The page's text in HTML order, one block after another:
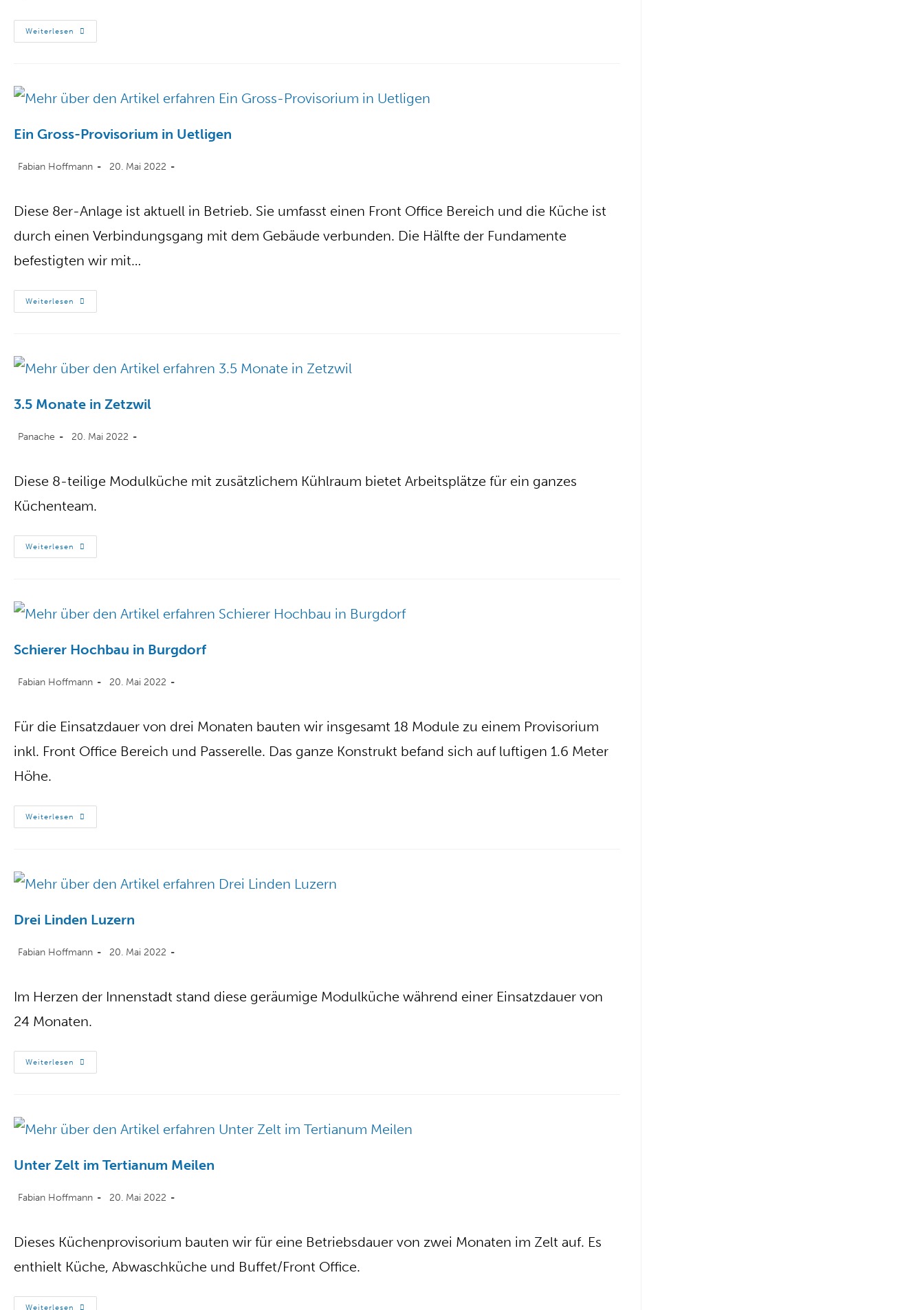
Weiterlesen
Ein Gross-Provisorium in Uetligen
Fabian Hoffmann 20. Mai 2022
Diese 8er-Anlage ist aktuell in Betrieb. Sie umfasst einen Front Office Bereich und die Küche ist
durch einen Verbindungsgang mit dem Gebäude verbunden. Die Hälfte der Fundamente
befestigten wir mit…
Weiterlesen
3.5 Monate in Zetzwil
Panache 20. Mai 2022
Diese 8-teilige Modulküche mit zusätzlichem Kühlraum bietet Arbeitsplätze für ein ganzes
Küchenteam.
Weiterlesen
Schierer Hochbau in Burgdorf
Fabian Hoffmann 20. Mai 2022
Für die Einsatzdauer von drei Monaten bauten wir insgesamt 18 Module zu einem Provisorium
inkl. Front Office Bereich und Passerelle. Das ganze Konstrukt befand sich auf luftigen 1.6 Meter
Höhe.
Weiterlesen
Drei Linden Luzern
Fabian Hoffmann 20. Mai 2022
Im Herzen der Innenstadt stand diese geräumige Modulküche während einer Einsatzdauer von
24 Monaten.
Weiterlesen
Unter Zelt im Tertianum Meilen
Fabian Hoffmann 20. Mai 2022
Dieses Küchenprovisorium bauten wir für eine Betriebsdauer von zwei Monaten im Zelt auf. Es
enthielt Küche, Abwaschküche und Buffet/Front Office.
Weiterlesen